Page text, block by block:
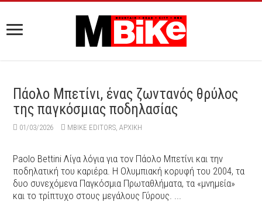
Πάολο Μπετίνι, ένας ζωντανός θρύλος
της παγκόσμιας ποδηλασίας
01/03/2026 MBIKE EDITORS,ΑΡΧΙΚΉ
Paolo Bettini Λίγα λόγια για τον Πάολο Μπετίνι και την
ποδηλατική του καριέρα. Η Ολυμπιακή κορυφή του 2004, τα
δυο συνεχόμενα Παγκόσμια Πρωταθλήματα, τα «μνημεία»
και το τρίπτυχο στους μεγάλους Γύρους. ...